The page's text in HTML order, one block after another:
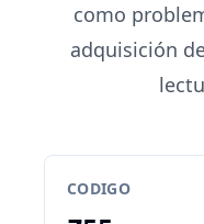
como
adquisición
CODIGO